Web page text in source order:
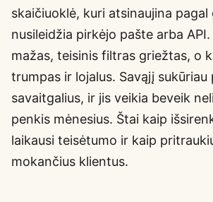
skaičiuoklė, kuri atsinaujina
nusileidžia pirkėjo pašte arba
mažas, teisinis filtras griežtas, o
trumpas ir lojalus. Savąjį sukūriau
savaitgalius, ir jis veikia beveik
penkis mėnesius. Štai kaip
laikausi teisėtumo ir kaip
mokančius klientus.